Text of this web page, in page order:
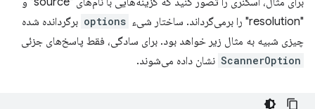
"resolution" را برمی‌گرداند. ساختار شیء
options برگردانده شده
چیزی شبیه به مثال زیر خواهد بود. برای سادگی، فقط پاسخ‌های جزئی
ScannerOption نشان داده می‌شوند.